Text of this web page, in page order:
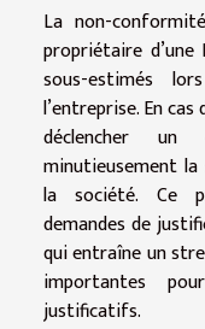
La non-
propriétaire d’une
sous-estimés
l’entreprise. En
déclencher un
minutieusement
la société. Ce
demandes de
qui entraîne un
importantes
justificatifs.